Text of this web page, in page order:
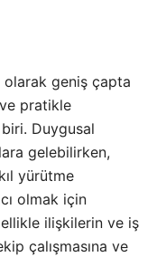
geniş çapta
ve pratikle
Duygusal
gelebilirken,
yürütme
olmak için
ilişkilerin ve iş
çalışmasına ve